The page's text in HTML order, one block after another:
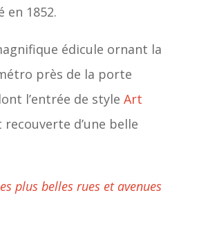
en 1852.
édicule ornant la
près de la porte
l’entrée de style Art
recouverte d’une belle
plus belles rues et avenues